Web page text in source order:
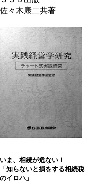
佐々木康二共著
いま、相続が危ない！
「知らないと損をする相続税
のイロハ」